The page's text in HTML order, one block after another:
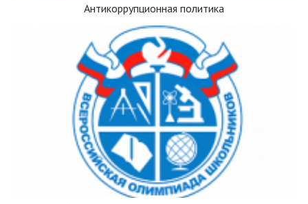
Антикоррупционная политика